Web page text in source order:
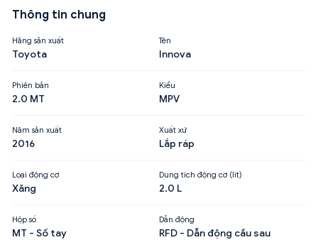
Thông tin chung
Hãng sản xuất
Toyota
Tên
Innova
Phiên bản
2.0 MT
Kiểu
MPV
Năm sản xuất
2016
Xuất xứ
Lắp ráp
Loại động cơ
Xăng
Dung tích động cơ (lít)
2.0 L
Hộp số
MT - Số tay
Dẫn động
RFD - Dẫn động cầu sau